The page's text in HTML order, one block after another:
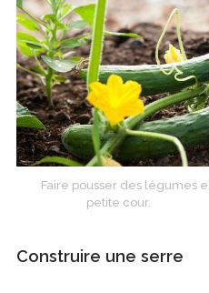
Faire pousser des légumes
petite cour.
Construire une serre